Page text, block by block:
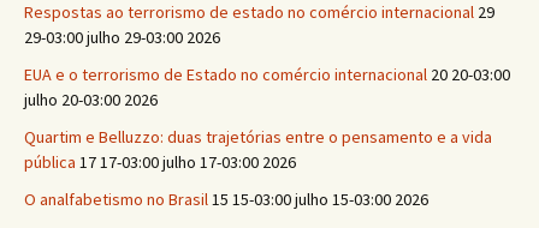
Respostas ao terrorismo de estado no comércio internacional 29
29-03:00 julho 29-03:00 2026
EUA e o terrorismo de Estado no comércio internacional 20 20-03:00
julho 20-03:00 2026
Quartim e Belluzzo: duas trajetórias entre o pensamento e a vida
pública 17 17-03:00 julho 17-03:00 2026
O analfabetismo no Brasil15 15-03:00 julho 15-03:00 2026